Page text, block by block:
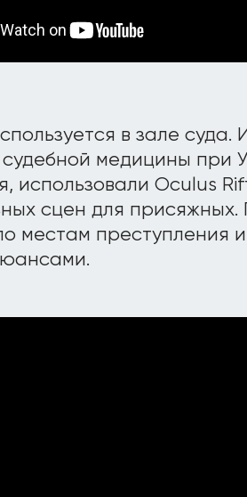
в зале суда.
судебной медицины при
использовали Oculus
сцен для присяжных.
местам преступления